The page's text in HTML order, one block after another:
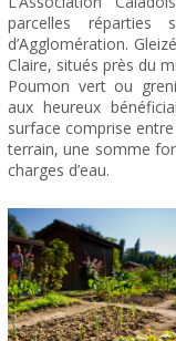
parcelles
d’Agglomération.
Claire, situés près du
Poumon vert ou
aux heureux
surface comprise
terrain, une somme
charges d’eau.